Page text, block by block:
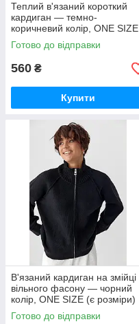
Теплий в'язаний короткий
кардиган — темно-
коричневий колір, ONE SIZE
(є розміри)
Готово до відправки
560 ₴
Купити
В'язаний кардиган на змійці
вільного фасону — чорний
колір, ONE SIZE (є розміри)
Готово до відправки